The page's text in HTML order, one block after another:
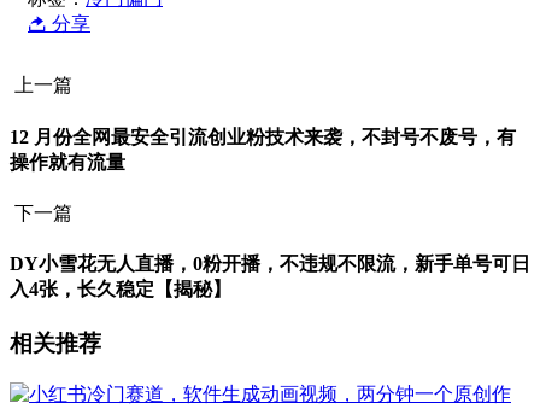
分享
上一篇
12 月份全网最安全引流创业粉技术来袭，不封号不废号，有
操作就有流量
下一篇
DY小雪花无人直播，0粉开播，不违规不限流，新手单号可日
入4张，长久稳定【揭秘】
相关推荐